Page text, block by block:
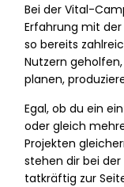
Bei der Vital-
Erfahrung mit
so bereits
Nutzern
planen,
Egal, ob du ein
oder gleich
Projekten
stehen dir bei
tatkräftig zur